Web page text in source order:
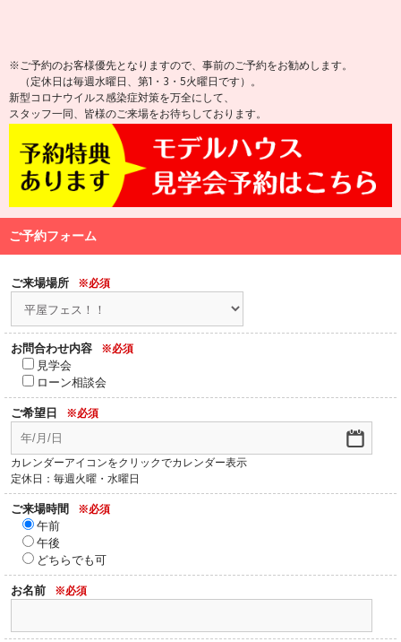
※ご予約のお客様優先となりますので、事前のご予約をお勧めします。
（定休日は毎週水曜日、第1・3・5火曜日です）。
新型コロナウイルス感染症対策を万全にして、
スタッフ一同、皆様のご来場をお待ちしております。
ご予約フォーム
ご来場場所 ※必須
お問合わせ内容 ※必須
見学会
ローン相談会
ご希望日 ※必須
カレンダーアイコンをクリックでカレンダー表示
定休日：毎週火曜・水曜日
ご来場時間 ※必須
午前
午後
どちらでも可
お名前 ※必須